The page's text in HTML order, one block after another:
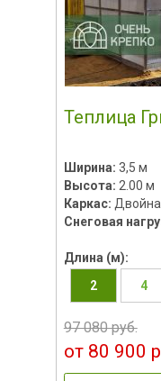
Теплица
Ширина: 3,5 м
Высота: 2.00 м
Каркас:
Снеговая
Длина (м):
2
4
97 080 руб.
от 80 900